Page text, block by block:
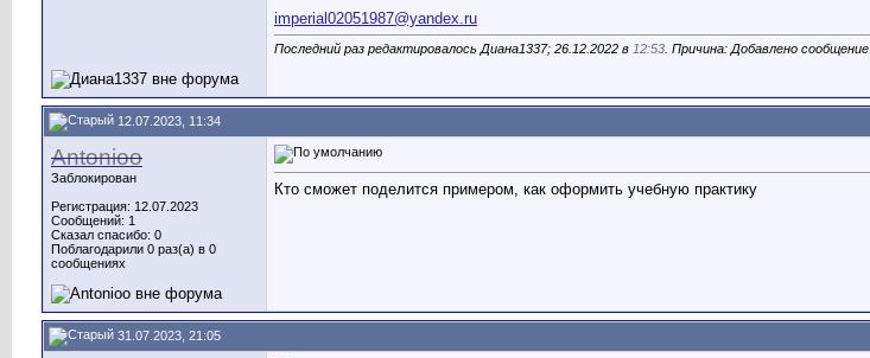
imperial02051987@yandex.ru
Последний раз редактировалось Диана1337; 26.12.2022 в 12:53 . Причина: Добавлено сообщение
12.07.2023, 11:34
Antonioo
Заблокирован
Регистрация: 12.07.2023
Сообщений: 1
Сказал спасибо: 0
Поблагодарили 0 раз(а) в 0
сообщениях
Кто сможет поделится примером, как оформить учебную практику
31.07.2023, 21:05